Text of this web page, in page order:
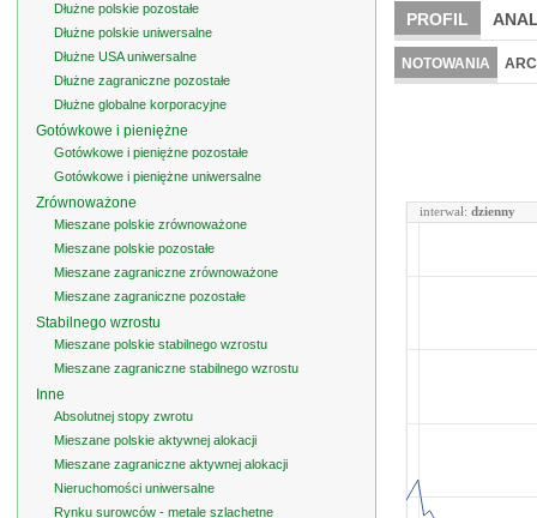
PROFIL
NOTOWANIA
interwał: dzienny
Dłużne polskie pozostałe
Dłużne polskie uniwersalne
Dłużne USA uniwersalne
Dłużne zagraniczne pozostałe
Dłużne globalne korporacyjne
Gotówkowe i pieniężne
Gotówkowe i pieniężne pozostałe
Gotówkowe i pieniężne uniwersalne
Zrównoważone
Mieszane polskie zrównoważone
Mieszane polskie pozostałe
Mieszane zagraniczne zrównoważone
Mieszane zagraniczne pozostałe
Stabilnego wzrostu
Mieszane polskie stabilnego wzrostu
Mieszane zagraniczne stabilnego wzrostu
Inne
Absolutnej stopy zwrotu
Mieszane polskie aktywnej alokacji
Mieszane zagraniczne aktywnej alokacji
Nieruchomości uniwersalne
Rynku surowców - metale szlachetne